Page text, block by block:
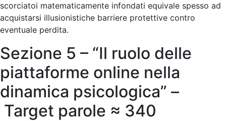
scorciatoi matematicamente infondati equivale spesso ad
acquistarsi illusionistiche barriere protettive contro
eventuale perdita.
Sezione 5 – “Il ruolo delle
piattaforme online nella
dinamica psicologica” –
Target parole ≈ 340